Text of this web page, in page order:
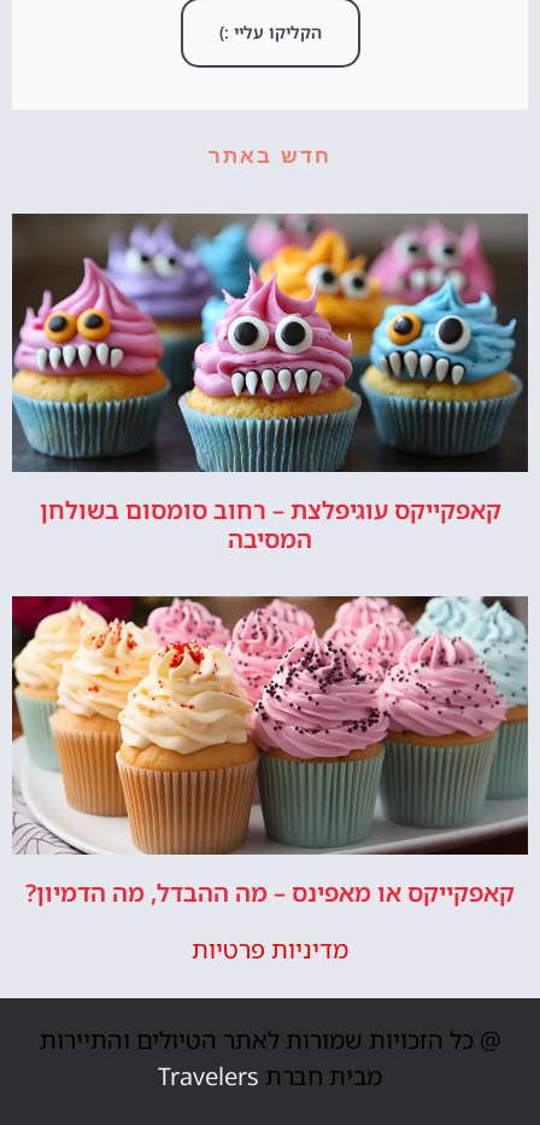
הקליקו עליי :)
חדש באתר
קאפקייקס עוגיפלצת – רחוב סומסום בשולחן
המסיבה
קאפקייקס או מאפינס – מה ההבדל, מה הדמיון?
מדיניות פרטיות
@ כל הזכויות שמורות לאתר הטיולים והתיירות
מבית חברת Travelers